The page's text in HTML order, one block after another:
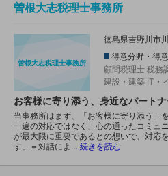
曽根大志税理士事務所
曽根大志税理士事務所
徳島県吉野川市
得意分野・得
顧問税理士 税務
建設・建築 IT・
お客様に寄り添う、身近なパート
当事務所はまず、「お客様に寄り添う」
一遍の対応ではなく、心の通ったコミュ
が最大限に重要であるとの想いで、対応
す」＝対話によ… 続きを読む